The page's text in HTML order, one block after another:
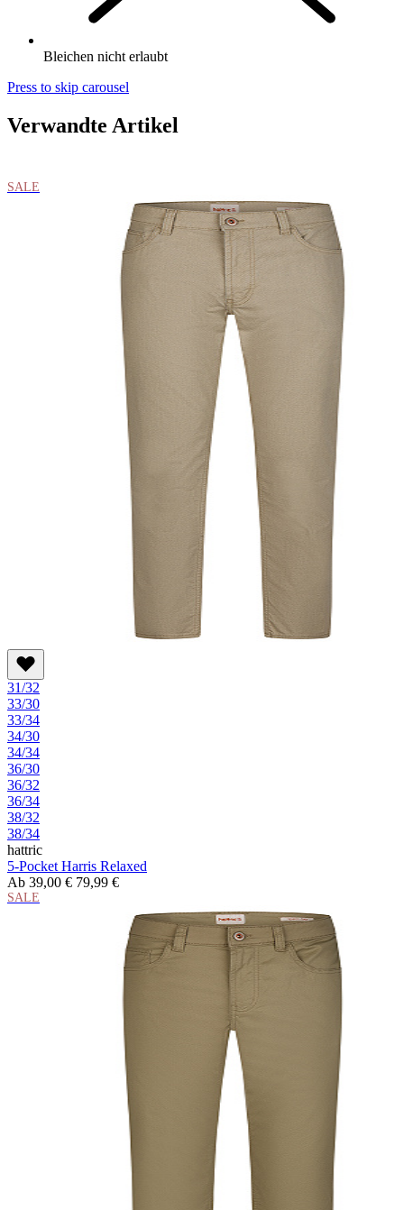
Bleichen nicht erlaubt
Press to skip carousel
Verwandte Artikel
SALE
31/32
33/30
33/34
34/30
34/34
36/30
36/32
36/34
38/32
38/34
hattric
5-Pocket Harris Relaxed
Ab 39,00 € 79,99 €
SALE